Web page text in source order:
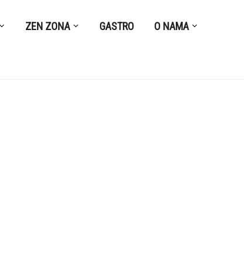
ZEN ZONA GASTRO O NAMA